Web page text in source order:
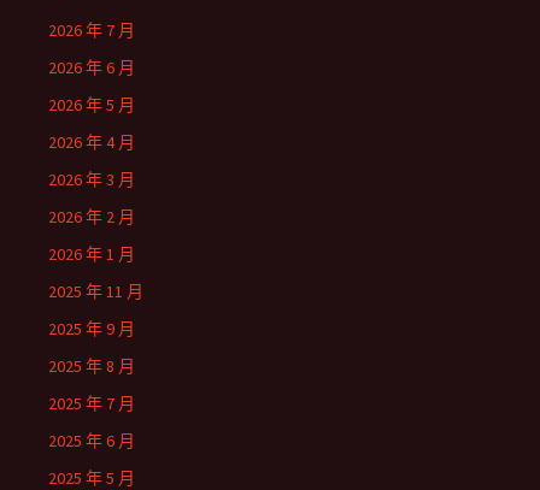
2026 年 7 月
2026 年 6 月
2026 年 5 月
2026 年 4 月
2026 年 3 月
2026 年 2 月
2026 年 1 月
2025 年 11 月
2025 年 9 月
2025 年 8 月
2025 年 7 月
2025 年 6 月
2025 年 5 月